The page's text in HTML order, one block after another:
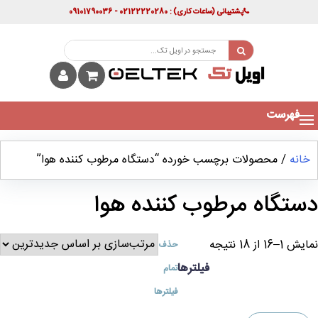
پشتیبانی(ساعات کاری): 02122220280 - 09101790036
فهرست
خانه / محصولات برچسب خورده “دستگاه مرطوب کننده هوا”
دستگاه مرطوب کننده هوا
نمایش 1–16 از 18 نتیجه
فیلترها
حذف
تمام
فیلترها